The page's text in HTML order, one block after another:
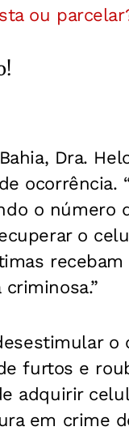
ou
Dra.
ocorrência.
o número
o
furtos e
adquirir
em crime